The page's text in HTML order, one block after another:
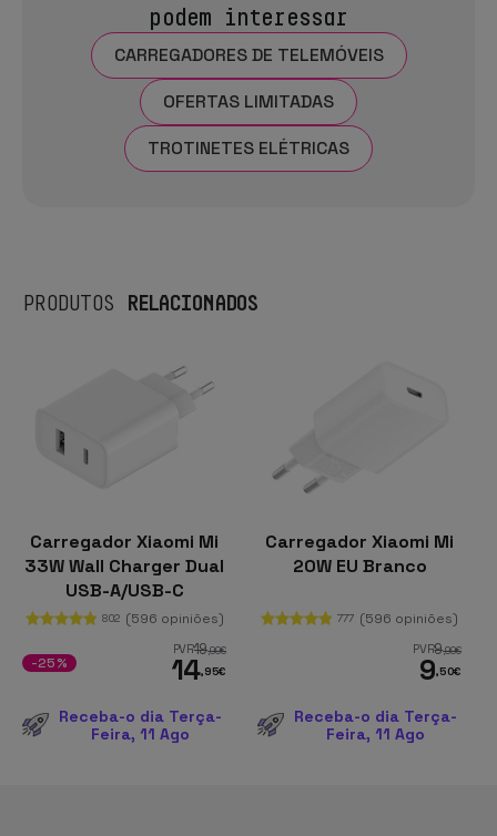
podem interessar
CARREGADORES DE TELEMÓVEIS
OFERTAS LIMITADAS
TROTINETES ELÉTRICAS
PRODUTOS RELACIONADOS
Carregador Xiaomi Mi
33W Wall Charger Dual
USB-A/USB-C
802 (596 opiniões)
PVR19,99€
14,95€
-25%
Receba-o dia Terça-
Feira, 11 Ago
Carregador Xiaomi Mi
20W EU Branco
777 (596 opiniões)
PVR9,99€
9,50€
Receba-o dia Terça-
Feira, 11 Ago